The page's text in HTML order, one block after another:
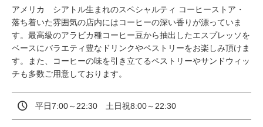
アメリカ　シアトル生まれのスペシャルティ コーヒーストア・
落ち着いた雰囲気の店内にはコーヒーの深い香りが漂っていま
す。最高級のアラビカ種コーヒー豆から抽出したエスプレッソを
ベースにバラエティ豊なドリンクやペストリーをお楽しみ頂けま
す。また、コーヒーの味を引き立てるペストリーやサンドウィッ
チも多数ご用意しております。
平日7:00～22:30　土日祝8:00～22:30